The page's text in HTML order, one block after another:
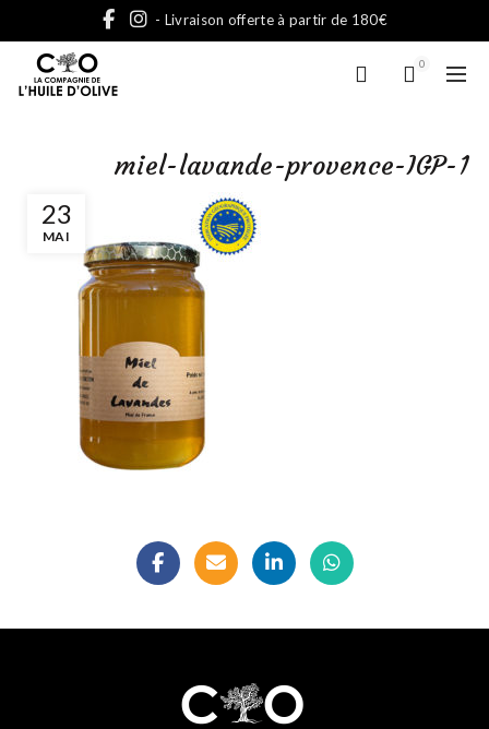
- Livraison offerte à partir de 180€
0
23
MAI
miel-lavande-provence-IGP-1